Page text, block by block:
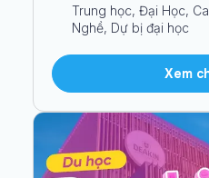
Trung học, Đại Học,
Nghề, Dự bị đại học
Xem